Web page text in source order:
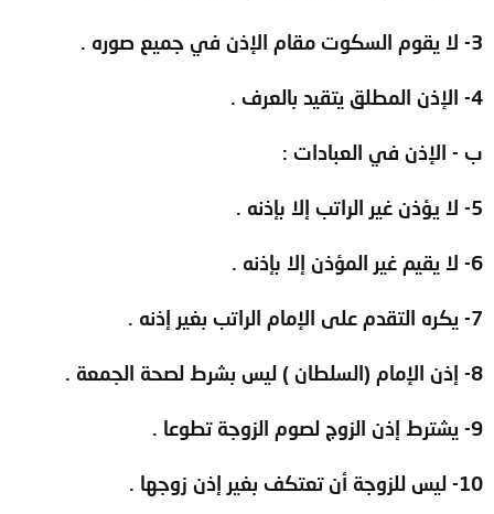
3- لا يقوم السكوت مقام الإذن في جميع صوره .
4- الإذن المطلق يتقيد بالعرف .
ب - الإذن في العبادات :
5- لا يؤذن غير الراتب إلا بإذنه .
6- لا يقيم غير المؤذن إلا بإذنه .
7- يكره التقدم على الإمام الراتب بغير إذنه .
8- إذن الإمام (السلطان ) ليس بشرط لصحة الجمعة .
9- يشترط إذن الزوج لصوم الزوجة تطوعا .
10- ليس للزوجة أن تعتكف بغير إذن زوجها .